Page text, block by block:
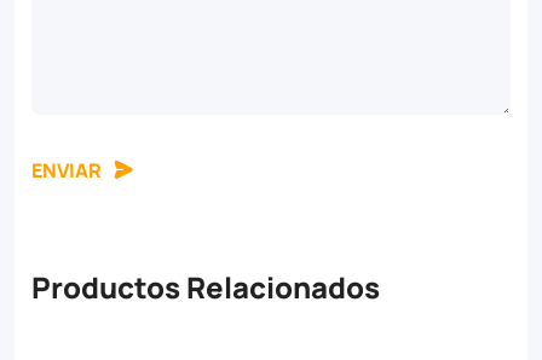
ENVIAR
Productos Relacionados